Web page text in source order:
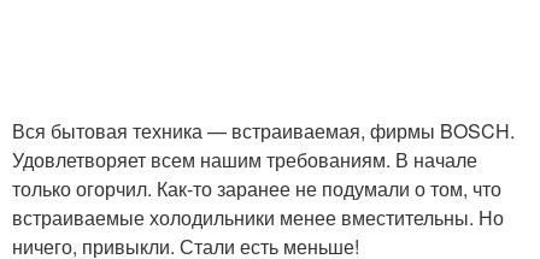
Вся бытовая техника — встраиваемая, фирмы BOSCH.
Удовлетворяет всем нашим требованиям. В начале
только огорчил. Как-то заранее не подумали о том, что
встраиваемые холодильники менее вместительны. Но
ничего, привыкли. Стали есть меньше!